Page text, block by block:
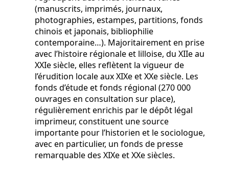
(manuscrits, imprimés, journaux,
photographies, estampes, partitions, fonds
chinois et japonais, bibliophilie
contemporaine…). Majoritairement en prise
avec l’histoire régionale et lilloise, du XIIe au
XXIe siècle, elles reflètent la vigueur de
l’érudition locale aux XIXe et XXe siècle. Les
fonds d’étude et fonds régional (270 000
ouvrages en consultation sur place),
régulièrement enrichis par le dépôt légal
imprimeur, constituent une source
importante pour l’historien et le sociologue,
avec en particulier, un fonds de presse
remarquable des XIXe et XXe siècles.